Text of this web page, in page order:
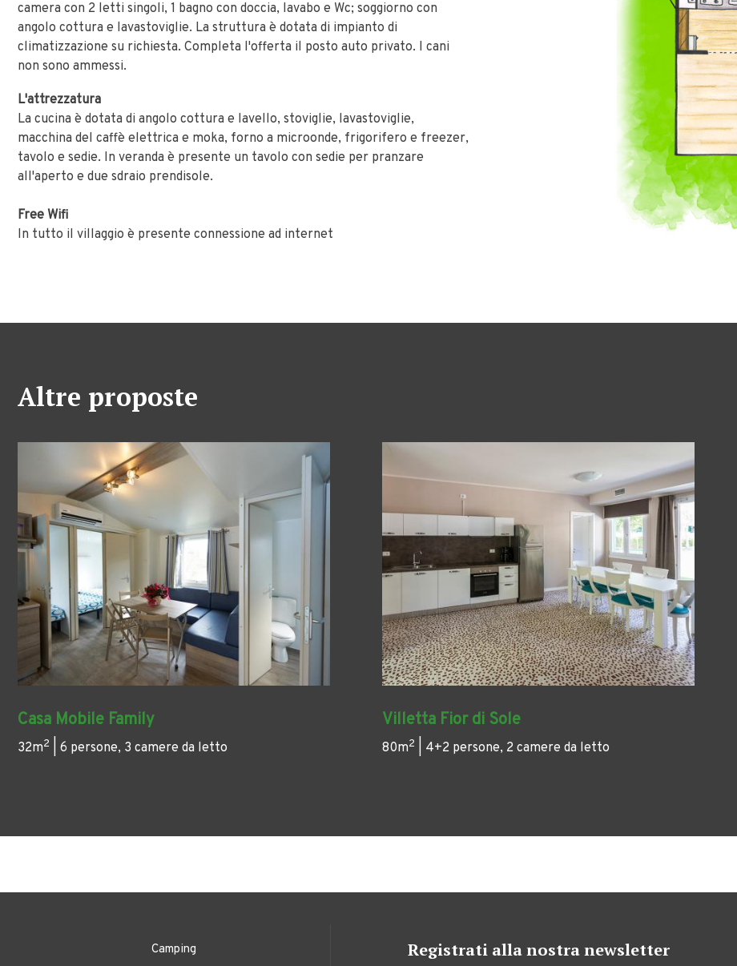
camera con 2 letti singoli, 1 bagno con doccia, lavabo e Wc; soggiorno con
angolo cottura e lavastoviglie. La struttura è dotata di impianto di
climatizzazione su richiesta. Completa l'offerta il posto auto privato. I cani
non sono ammessi.
L'attrezzatura
La cucina è dotata di angolo cottura e lavello, stoviglie, lavastoviglie,
macchina del caffè elettrica e moka, forno a microonde, frigorifero e freezer,
tavolo e sedie. In veranda è presente un tavolo con sedie per pranzare
all'aperto e due sdraio prendisole.
Free Wifi
In tutto il villaggio è presente connessione ad internet
Altre proposte
Casa Mobile Family
32m2 | 6 persone, 3 camere da letto
Villetta Fior di Sole
80m2 | 4+2 persone, 2 camere da letto
Camping
Registrati alla nostra newsletter